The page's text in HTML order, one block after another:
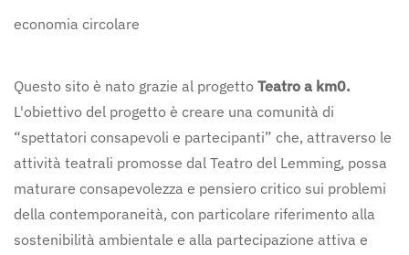
economia circolare
Questo sito è nato grazie al progetto Teatro a km0.
L'obiettivo del progetto è creare una comunità di
“spettatori consapevoli e partecipanti” che, attraverso le
attività teatrali promosse dal Teatro del Lemming, possa
maturare consapevolezza e pensiero critico sui problemi
della contemporaneità, con particolare riferimento alla
sostenibilità ambientale e alla partecipazione attiva e